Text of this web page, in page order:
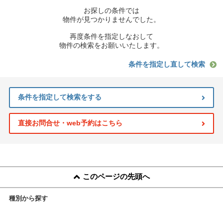
お探しの条件では
物件が見つかりませんでした。
再度条件を指定しなおして
物件の検索をお願いいたします。
条件を指定し直して検索
条件を指定して検索をする
直接お問合せ・web予約はこちら
このページの先頭へ
種別から探す